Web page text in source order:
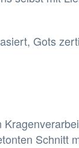
Gots
Schnitt